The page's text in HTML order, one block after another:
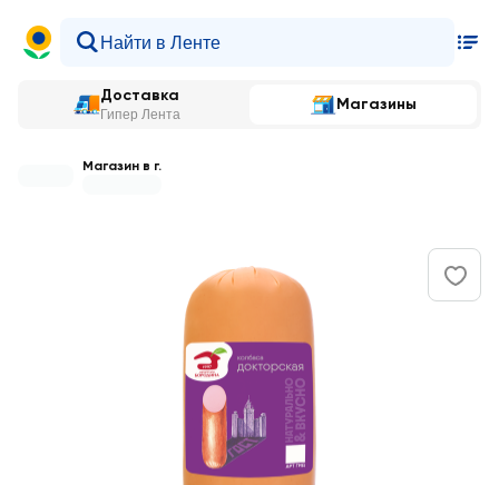
Доставка
Гипер Лента
Магазины
Магазин в г.